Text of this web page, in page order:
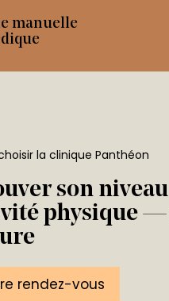
manuelle
la clinique Panthéon
rendez-vous
son niveau
physique